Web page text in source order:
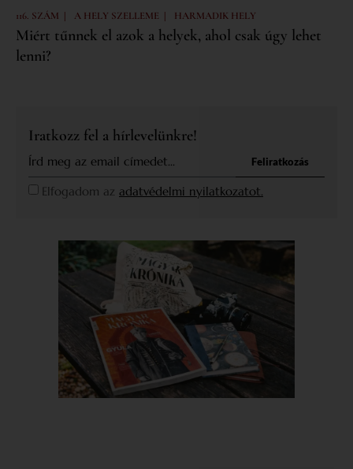
116. SZÁM | A HELY SZELLEME | HARMADIK HELY
Miért tűnnek el azok a helyek, ahol csak úgy lehet
lenni?
Iratkozz fel a hírlevelünkre!
Elfogadom az adatvédelmi nyilatkozatot.
Feliratkozás